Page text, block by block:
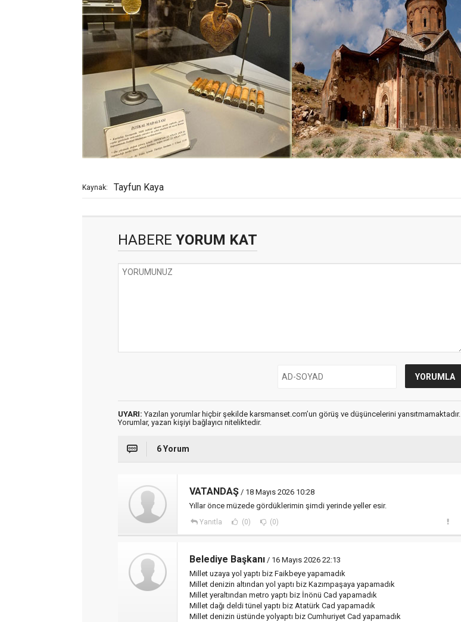
Kaynak: Tayfun Kaya
HABERE YORUM KAT
UYARI: Yazılan yorumlar hiçbir şekilde karsmanset.com’un görüş ve düşüncelerini yansıtmamaktadır.
Yorumlar, yazan kişiyi bağlayıcı niteliktedir.
6 Yorum
VATANDAŞ / 18 Mayıs 2026 10:28
Yıllar önce müzede gördüklerimin şimdi yerinde yeller esir.
Yanıtla (0) (0)
Belediye Başkanı / 16 Mayıs 2026 22:13
Millet uzaya yol yaptı biz Faikbeye yapamadık
Millet denizin altından yol yaptı biz Kazımpaşaya yapamadık
Millet yeraltından metro yaptı biz İnönü Cad yapamadık
Millet dağı deldi tünel yaptı biz Atatürk Cad yapamadık
Millet denizin üstünde yolyaptı biz Cumhuriyet Cad yapamadık